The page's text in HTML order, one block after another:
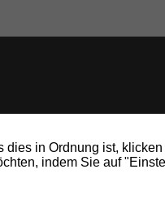
rights reserved.
in Ordnung ist,
indem Sie auf